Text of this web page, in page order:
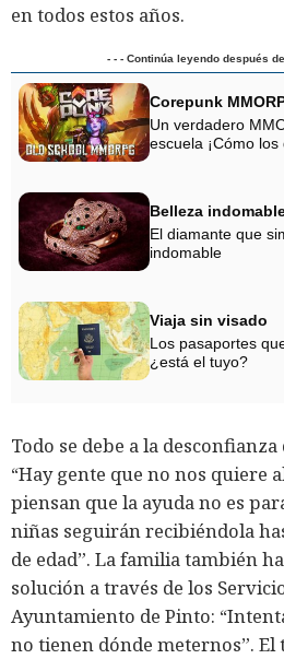
en todos estos años.
- - - Continúa leyendo después
Corepunk
Un verdadero
escuela ¡Cómo
Belleza
El diamante que
indomable
Viaja sin visado
Los pasaportes
¿está el tuyo?
Todo se debe a la
“Hay gente que no nos quiere
piensan que la ayuda no es
niñas seguirán recibiéndola
de edad”. La familia también
solución a través de los
Ayuntamiento de Pinto:
no tienen dónde meternos”.